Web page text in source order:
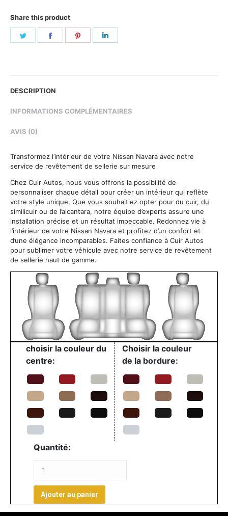
Share this product
Share
Share
DESCRIPTION
INFORMATIONS COMPLÉMENTAIRES
AVIS (0)
Transformez l’intérieur de votre Nissan Navara avec notre
service de revêtement de sellerie sur mesure
Chez Cuir Autos, nous vous offrons la possibilité de
personnaliser chaque détail pour créer un intérieur qui reflète
votre style unique. Que vous souhaitiez opter pour du cuir, du
similicuir ou de l’alcantara, notre équipe d’experts assure une
installation précise et un résultat impeccable. Redonnez vie à
l’intérieur de votre Nissan Navara et profitez d’un confort et
d’une élégance incomparables. Faites confiance à Cuir Autos
pour sublimer votre véhicule avec notre service de revêtement
de sellerie haut de gamme.
choisir la couleur du
centre:
Choisir la couleur
de la bordure:
Quantité:
Ajouter au panier